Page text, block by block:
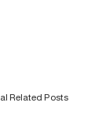
Related Posts